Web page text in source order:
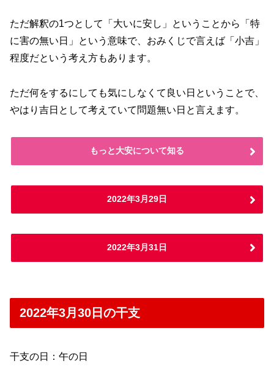
ただ解釈の1つとして「大いに安し」ということから「特
に害の無い日」という意味で、おみくじで言えば「小吉」
程度だという考え方もあります。
ただ何をするにしても気にしなくて良い日ということで、
やはり吉日として考えていて問題無い日と言えます。
もっと大安について知る
2022年3月29日
2022年3月31日
2022年3月30日の干支
干支の日：午の日